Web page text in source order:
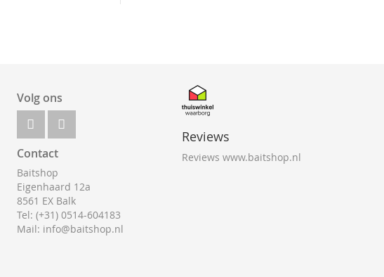
Volg ons
Contact
Baitshop
Eigenhaard 12a
8561 EX Balk
Tel: (+31) 0514-604183
Mail: info@baitshop.nl
Reviews
Reviews www.baitshop.nl